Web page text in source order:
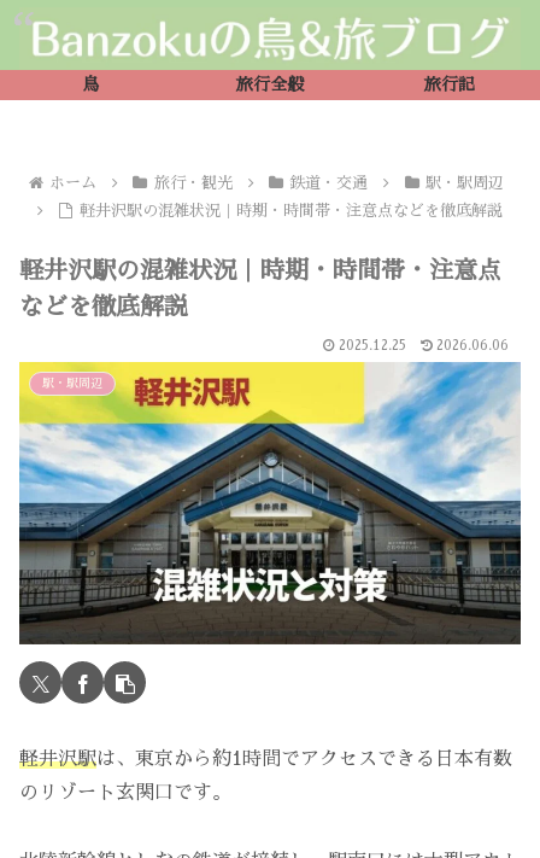
鳥 旅行全般 旅行記
ホーム 旅行・観光 鉄道・交通
駅・駅周辺
軽井沢駅の混雑状況｜時期・時間帯・注意点などを徹底解説
軽井沢駅の混雑状況｜時期・時間帯・注意点
などを徹底解説
2025.12.25 2026.06.06
駅・駅周辺
軽井沢駅は、東京から約1時間でアクセスできる日本有数
のリゾート玄関口です。